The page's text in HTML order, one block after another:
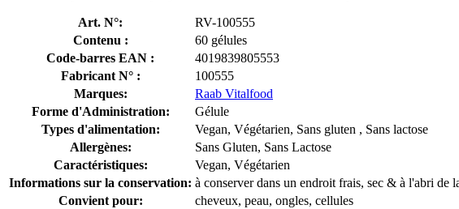
Art. N°:
RV-100555
Contenu :
60 gélules
Code-barres EAN :
4019839805553
Fabricant N° :
100555
Marques:
Raab Vitalfood
Forme d'Administration:
Gélule
Types d'alimentation:
Vegan, Végétarien, Sans gluten , Sans lactose
Allergènes:
Sans Gluten, Sans Lactose
Caractéristiques:
Vegan, Végétarien
Informations sur la conservation: à conserver dans un endroit frais, sec & à l'abri de
Convient pour:
cheveux, peau, ongles, cellules